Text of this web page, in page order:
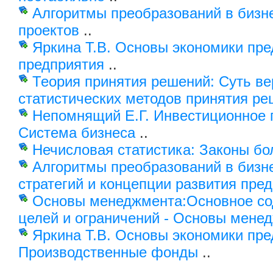
Алгоритмы преобразований в
проектов ..
Яркина Т.В. Основы экономики
предприятия ..
Теория принятия решений: Суть
статистических методов принятия
Непомнящий Е.Г. Инвестиционное
Система бизнеса..
Нечисловая статистика: Законы
Алгоритмы преобразований в
стратегий и концепции развития
Основы менеджмента:Основное
целей и ограничений - Основы
Яркина Т.В. Основы экономики
Производственные фонды ..